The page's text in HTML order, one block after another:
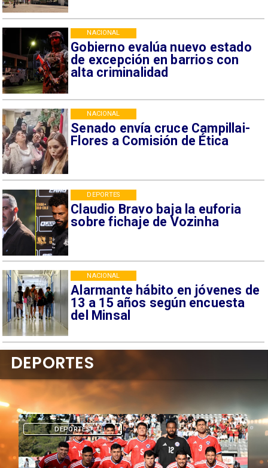
Gobierno evalúa nuevo estado
de excepción en barrios con
alta criminalidad
NACIONAL
Senado envía cruce Campillai-
Flores a Comisión de Ética
NACIONAL
Claudio Bravo baja la euforia
sobre fichaje de Vozinha
DEPORTES
Alarmante hábito en jóvenes de
13 a 15 años según encuesta
del Minsal
NACIONAL
DEPORTES
DEPORTES